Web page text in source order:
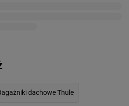
dachowe Thule